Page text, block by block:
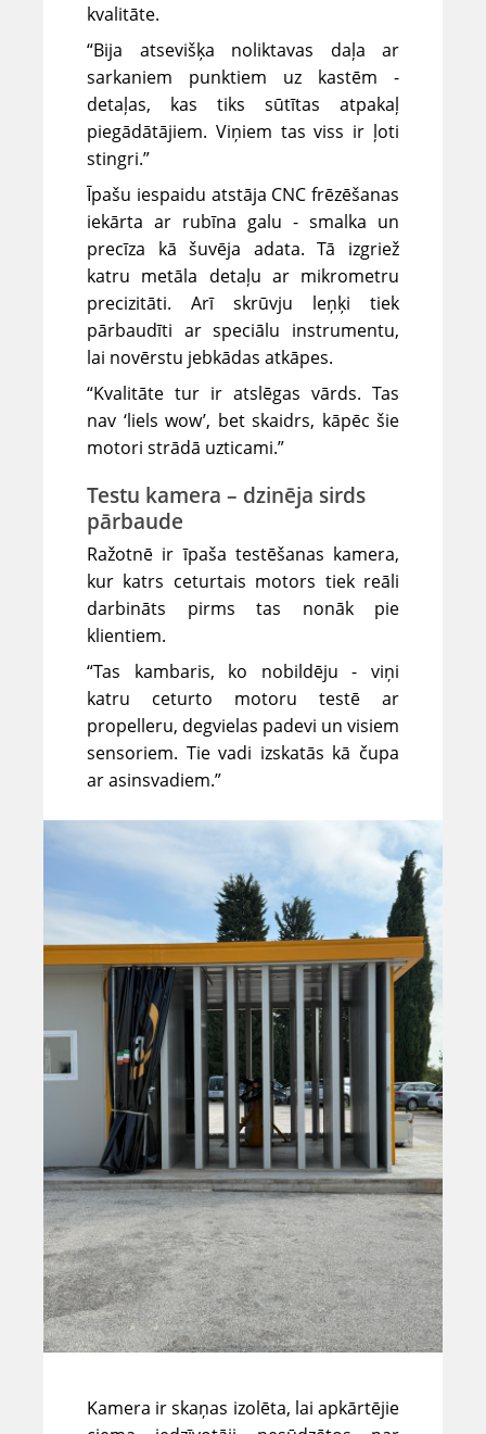
kvalitāte.
“Bija atsevišķa noliktavas daļa ar
sarkaniem punktiem uz kastēm -
detaļas, kas tiks sūtītas atpakaļ
piegādātājiem. Viņiem tas viss ir ļoti
stingri.”
Īpašu iespaidu atstāja CNC frēzēšanas
iekārta ar rubīna galu - smalka un
precīza kā šuvēja adata. Tā izgriež
katru metāla detaļu ar mikrometru
precizitāti. Arī skrūvju leņķi tiek
pārbaudīti ar speciālu instrumentu,
lai novērstu jebkādas atkāpes.
“Kvalitāte tur ir atslēgas vārds. Tas
nav ‘liels wow’, bet skaidrs, kāpēc šie
motori strādā uzticami.”
Testu kamera – dzinēja sirds
pārbaude
Ražotnē ir īpaša testēšanas kamera,
kur katrs ceturtais motors tiek reāli
darbināts pirms tas nonāk pie
klientiem.
“Tas kambaris, ko nobildēju - viņi
katru ceturto motoru testē ar
propelleru, degvielas padevi un visiem
sensoriem. Tie vadi izskatās kā čupa
ar asinsvadiem.”
Kamera ir skaņas izolēta, lai apkārtējie